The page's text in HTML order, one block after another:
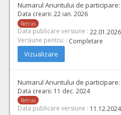
Numarul Anuntului de participare:
Data crearii: 22 ian. 2026
Retras
Data publicare versiune :
Versiune pentru: : Completare
Vizualizare
Numarul Anuntului de participare:
Data crearii: 11 dec. 2024
Retras
Data publicare versiune :